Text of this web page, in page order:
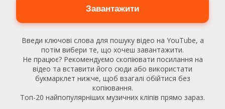
Завантажити
Введи ключові слова для пошуку відео на YouTube, а
потім вибери те, що хочеш завантажити.
Не працює? Рекомендуємо скопіювати посилання на
відео та вставити його сюди або використати
букмарклет нижче, щоб взагалі обійтися без
копіювання.
Топ-20 найпопулярніших музичних кліпів прямо зараз.